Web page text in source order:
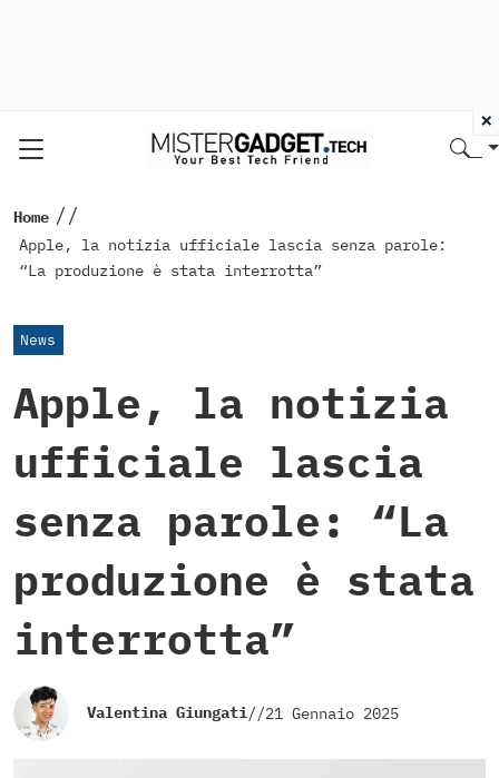
Home //
Apple, la notizia ufficiale lascia senza parole:
“La produzione è stata interrotta”
News
Apple, la notizia
ufficiale lascia
senza parole: “La
produzione è stata
interrotta”
Valentina Giungati//21 Gennaio 2025
×